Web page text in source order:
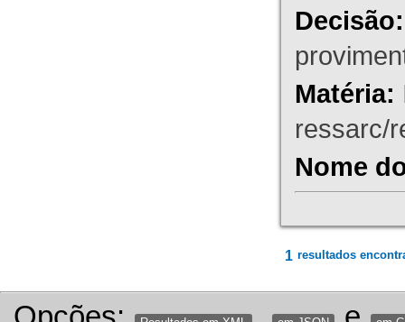
Decisão:
Matéria:
ressarc/
Nome
1 resultados